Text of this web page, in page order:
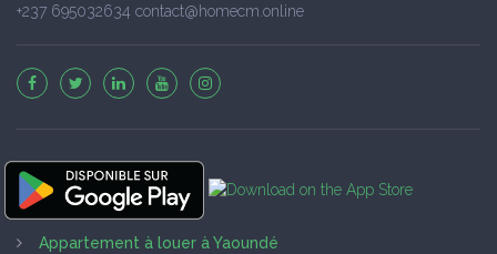
+237 695032634 contact@homecm.online
Appartement à louer à Yaoundé